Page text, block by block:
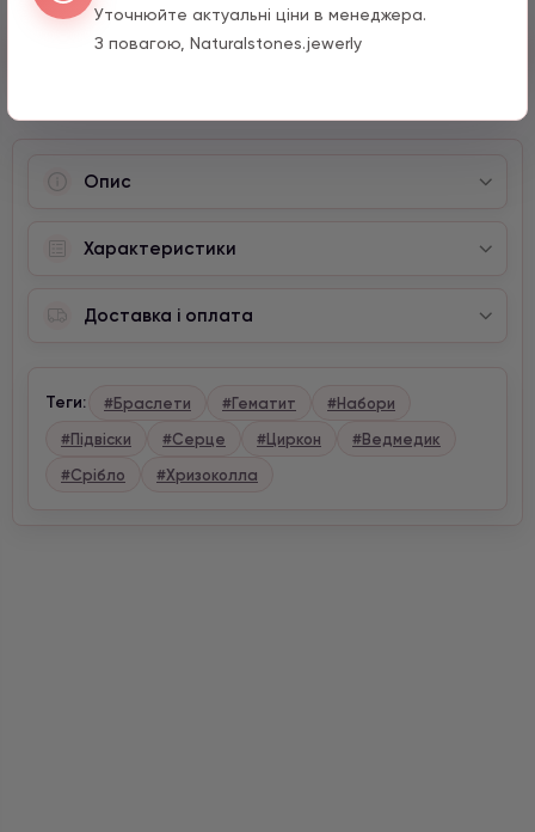
Уточнюйте актуальні ціни в менеджера.
З повагою, Naturalstones.jewerly
Швидкий заказ
Опис
Характеристики
Доставка і оплата
Теги: #Браслети #Гематит
#Набори
#Підвіски
#Серце #Циркон
#Ведмедик
#Срібло
#Хризоколла